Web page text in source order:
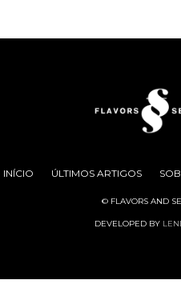
INÍCIO ÚLTIMOS ARTIGOS
© FLAVORS AND
DEVELOPED BY